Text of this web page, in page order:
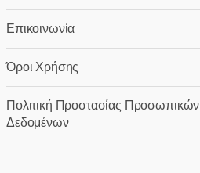
Επικοινωνία
Όροι Χρήσης
Πολιτική Προστασίας Προσωπικών
Δεδομένων